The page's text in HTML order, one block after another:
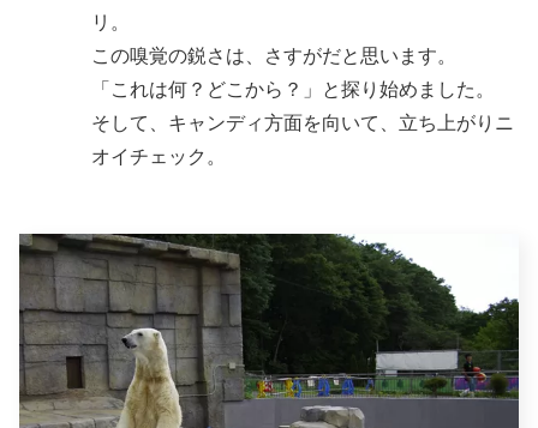
リ。
この嗅覚の鋭さは、さすがだと思います。
「これは何？どこから？」と探り始めました。
そして、キャンディ方面を向いて、立ち上がりニ
オイチェック。